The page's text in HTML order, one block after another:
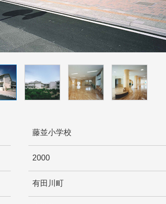
藤並小学校
2000
有田川町